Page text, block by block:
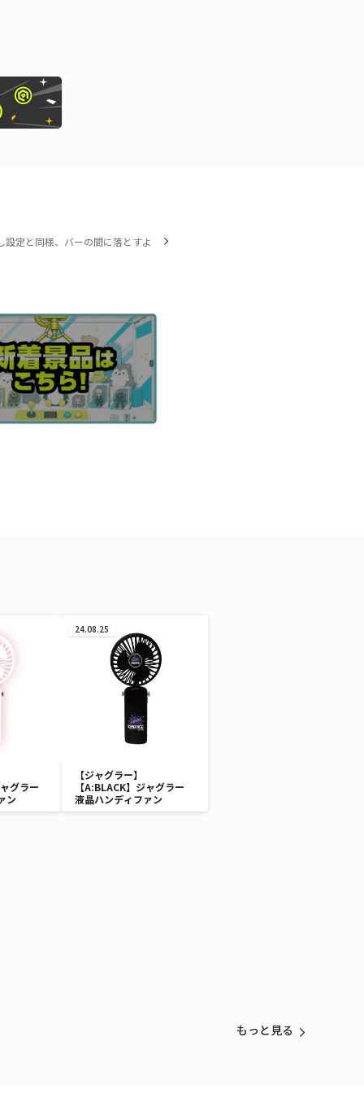
定と同様、バーの間に落とすよ
グラー
ン
24.08.25
【ジャグラー】
【A:BLACK】ジャグラー
液晶ハンディファン
もっと見る